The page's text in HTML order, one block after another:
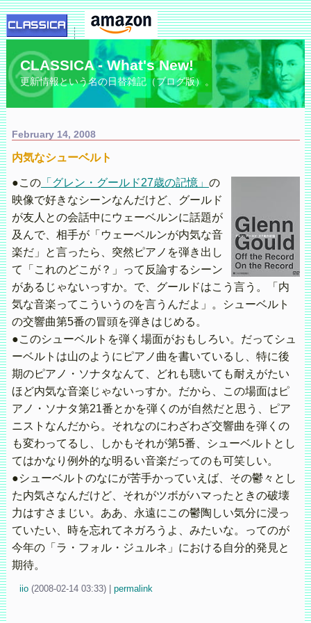
CLASSICA - What's New!
更新情報という名の日替雑記（ブログ版）。
February 14, 2008
内気なシューベルト
●この「グレン・グールド27歳の記憶」 の
映像で好きなシーンなんだけど、グールド
が友人との会話中にウェーベルンに話題が
及んで、相手が「ウェーベルンが内気な音
楽だ」と言ったら、突然ピアノを弾き出し
て「これのどこが？」って反論するシーン
があるじゃないっすか。で、グールドはこう言う。「内
気な音楽ってこういうのを言うんだよ」。シューベルト
の交響曲第5番の冒頭を弾きはじめる。
●このシューベルトを弾く場面がおもしろい。だってシュ
ーベルトは山のようにピアノ曲を書いているし、特に後
期のピアノ・ソナタなんて、どれも聴いても耐えがたい
ほど内気な音楽じゃないっすか。だから、この場面はピ
アノ・ソナタ第21番とかを弾くのが自然だと思う、ピア
ニストなんだから。それなのにわざわざ交響曲を弾くの
も変わってるし、しかもそれが第5番、シューベルトとし
てはかなり例外的な明るい音楽だってのも可笑しい。
●シューベルトのなにが苦手かっていえば、その鬱々とし
た内気さなんだけど、それがツボがハマったときの破壊
力はすさまじい。ああ、永遠にこの鬱陶しい気分に浸っ
ていたい、時を忘れてネガろうよ、みたいな。ってのが
今年の「ラ・フォル・ジュルネ」における自分的発見と
期待。
iio (2008-02-14 03:33) permalink